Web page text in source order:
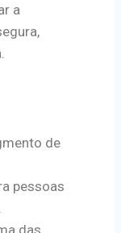
a
de
pessoas
das